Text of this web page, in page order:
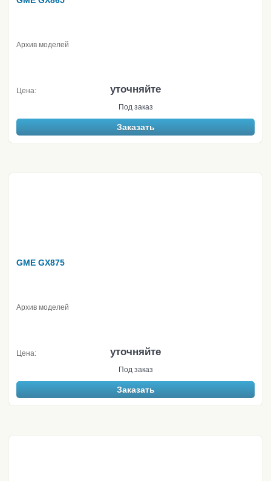
Архив моделей
Цена: уточняйте
Под заказ
Заказать
GME GX875
Архив моделей
Цена: уточняйте
Под заказ
Заказать